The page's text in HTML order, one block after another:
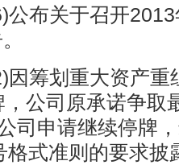
公布关于召开
因筹划重大资产重
公司原承诺争取
司申请继续停牌
式准则的要求披